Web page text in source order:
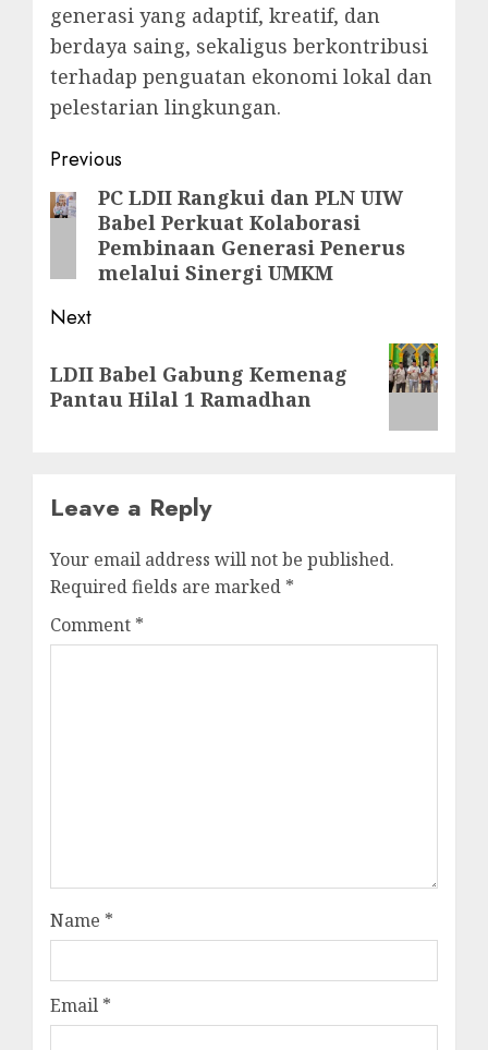
generasi yang adaptif, kreatif, dan
berdaya saing, sekaligus berkontribusi
terhadap penguatan ekonomi lokal dan
pelestarian lingkungan.
Previous
PC LDII Rangkui dan PLN UIW
Babel Perkuat Kolaborasi
Pembinaan Generasi Penerus
melalui Sinergi UMKM
Next
LDII Babel Gabung Kemenag
Pantau Hilal 1 Ramadhan
Leave a Reply
Your email address will not be published.
Required fields are marked *
Comment *
Name *
Email *